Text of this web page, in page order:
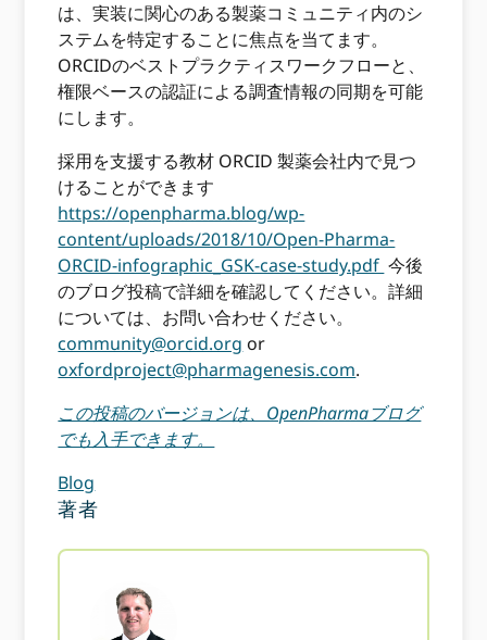
は、実装に関心のある製薬コミュニティ内のシ
ステムを特定することに焦点を当てます。
ORCIDのベストプラクティスワークフローと、
権限ベースの認証による調査情報の同期を可能
にします。
採用を支援する教材 ORCID 製薬会社内で見つ
けることができます
https://openpharma.blog/wp-
content/uploads/2018/10/Open-Pharma-
ORCID-infographic_GSK-case-study.pdf 今後
のブログ投稿で詳細を確認してください。詳細
については、お問い合わせください。
community@orcid.org or
oxfordproject@pharmagenesis.com.
この投稿のバージョンは、OpenPharmaブログ
でも入手できます。
Blog
著者